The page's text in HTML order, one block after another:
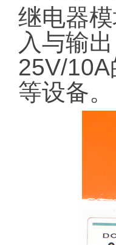
继电器
入与输
25V/
等设备。